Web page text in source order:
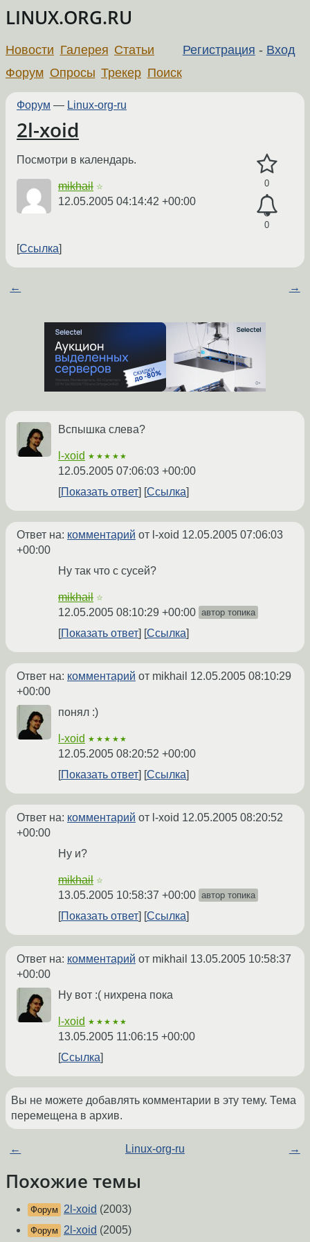
LINUX.ORG.RU
Регистрация - Вход
Новости Галерея Статьи
Форум Опросы Трекер Поиск
Форум — Linux-org-ru
2l-xoid
0
0
Посмотри в календарь.
mikhail ☆
12.05.2005 04:14:42 +00:00
Ссылка
← →
Вспышка слева?
l-xoid ★★★★★
12.05.2005 07:06:03 +00:00
Показать ответ
Ссылка
Ответ на: комментарий от l-xoid 12.05.2005 07:06:03
+00:00
Ну так что с сусей?
mikhail ☆
12.05.2005 08:10:29 +00:00 автор топика
Показать ответ Ссылка
Ответ на: комментарий от mikhail 12.05.2005 08:10:29
+00:00
понял :)
l-xoid ★★★★★
12.05.2005 08:20:52 +00:00
Показать ответ
Ссылка
Ответ на: комментарий от l-xoid 12.05.2005 08:20:52
+00:00
Ну и?
mikhail ☆
13.05.2005 10:58:37 +00:00 автор топика
Показать ответ Ссылка
Ответ на: комментарий от mikhail 13.05.2005 10:58:37
+00:00
Ну вот :( нихрена пока
l-xoid ★★★★★
13.05.2005 11:06:15 +00:00
Ссылка
Вы не можете добавлять комментарии в эту тему. Тема
перемещена в архив.
← Linux-org-ru →
Похожие темы
Форум 2l-xoid (2003)
Форум 2l-xoid (2005)